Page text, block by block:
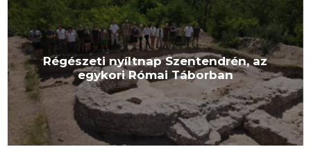
Régészeti nyíltnap Szentendrén, az
egykori Római Táborban